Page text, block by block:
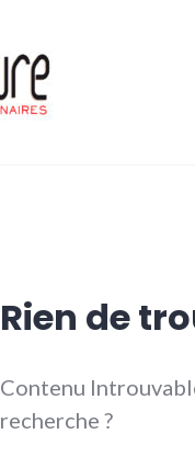
Rien de
Contenu
recherche ?